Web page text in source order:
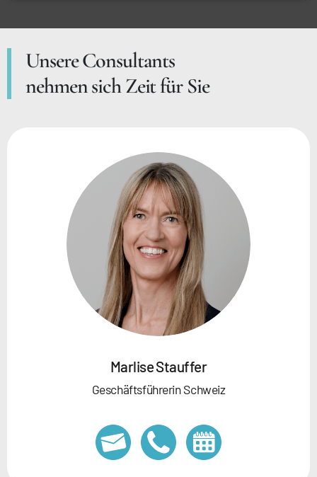
Unsere Consultants
nehmen sich Zeit für Sie
Marlise Stauffer
Geschäftsführerin Schweiz